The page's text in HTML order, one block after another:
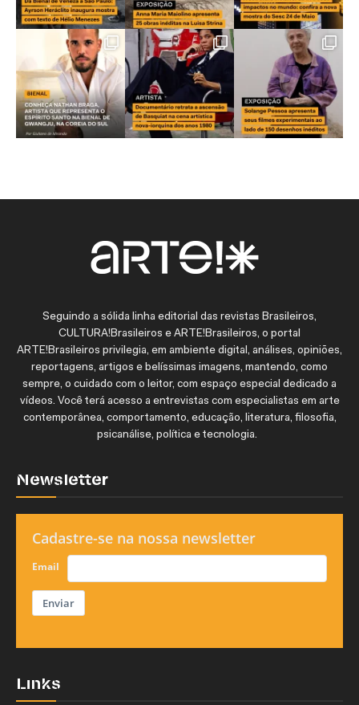
Seguindo a sólida linha editorial das revistas Brasileiros,
CULTURA!Brasileiros e ARTE!Brasileiros, o portal
ARTE!Brasileiros privilegia, em ambiente digital, análises, opiniões,
reportagens, artigos e belíssimas imagens, mantendo, como
sempre, o cuidado com o leitor, com espaço especial dedicado a
vídeos. Você terá acesso a entrevistas com especialistas em arte
contemporânea, comportamento, educação, literatura, filosofia,
psicanálise, política e tecnologia.
Newsletter
Cadastre-se na nossa newsletter
Email
Enviar
Links